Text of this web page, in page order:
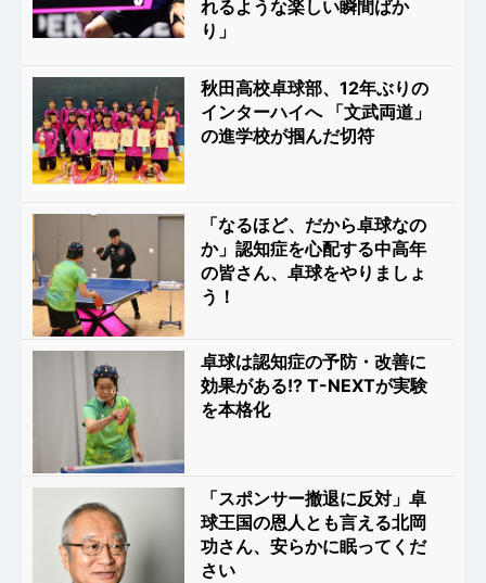
れるような楽しい瞬間ばか
り」
秋田高校卓球部、12年ぶりの
インターハイへ 「文武両道」
の進学校が掴んだ切符
「なるほど、だから卓球なの
か」認知症を心配する中高年
の皆さん、卓球をやりましょ
う！
卓球は認知症の予防・改善に
効果がある!? T-NEXTが実験
を本格化
「スポンサー撤退に反対」卓
球王国の恩人とも言える北岡
功さん、安らかに眠ってくだ
さい